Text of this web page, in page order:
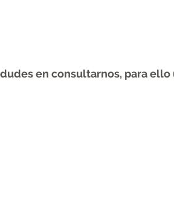
en consultarnos, para